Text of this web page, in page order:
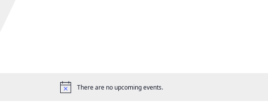
공
There are no upcoming events.